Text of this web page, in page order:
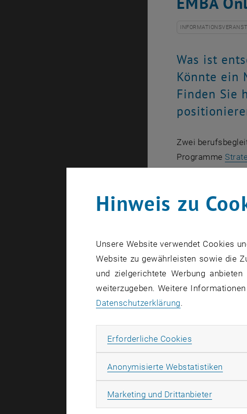
Was ist
Könnte ein
Finden Sie
Zwei
Programme
Modularer
Die Session
Management
Hinweis zu
Unsere Website verwendet Cookies
Website zu gewährleisten sowie die
und zielgerichtete Werbung
weiterzugeben. Weitere
Datenschutzerklärung.
Erforderliche Cookies
Anonymisierte Webstatistiken
Marketing und Drittanbieter